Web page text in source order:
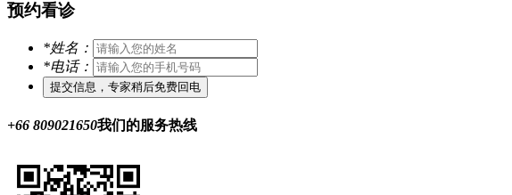
预约看诊
*姓名：
*电话：
+66 809021650我们的服务热线